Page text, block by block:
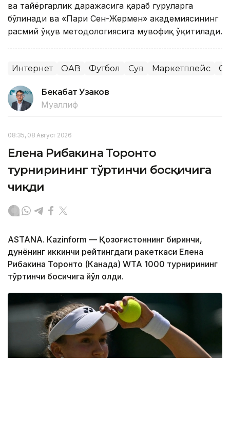
ва тайёргарлик даражасига қараб гуруҳларга
бўлинади ва «Пари Сен-Жермен» академиясининг
расмий ўқув методологиясига мувофиқ ўқитилади.
Интернет ОАВ Футбол Сув Маркетплейс
Бекабат Узаков
Муаллиф
08:35, 08 Август 2026
Елена Рибакина Торонто
турнирининг тўртинчи босқичига
чиқди
ASTANА. Кazinform — Қозоғистоннинг биринчи,
дунёнинг иккинчи рейтингдаги ракеткаси Елена
Рибакина Торонто (Канада) WТА 1000 турнирининг
тўртинчи босқичига йўл олди.